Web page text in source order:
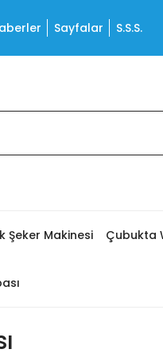
Sayfalar S.S.S.
Şeker Makinesi Çubukta